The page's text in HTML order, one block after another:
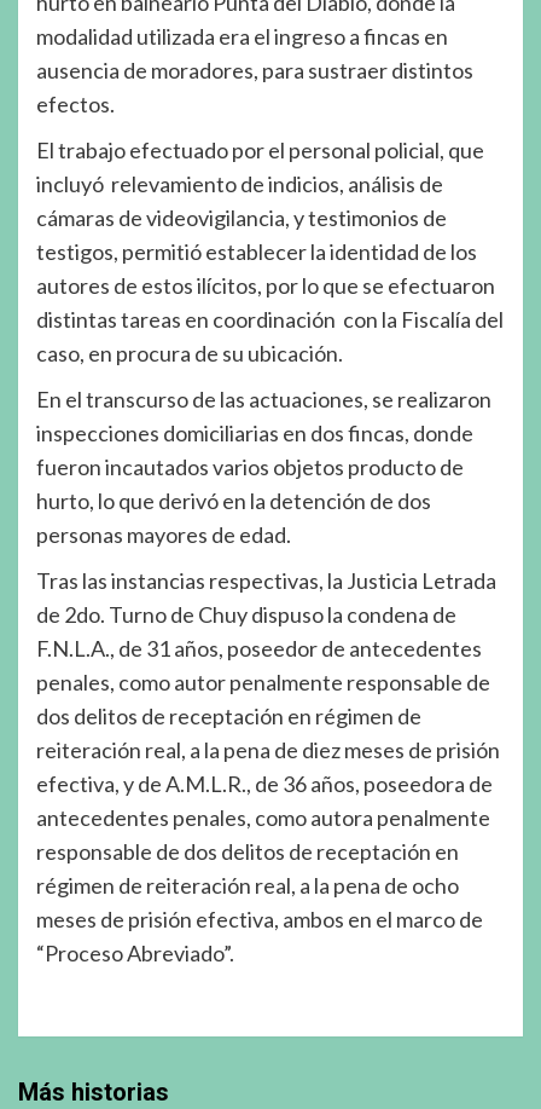
modalidad utilizada era el ingreso a fincas en
ausencia de moradores, para sustraer distintos
efectos.
El trabajo efectuado por el personal policial, que
incluyó relevamiento de indicios, análisis de
cámaras de videovigilancia, y testimonios de
testigos, permitió establecer la identidad de los
autores de estos ilícitos, por lo que se efectuaron
distintas tareas en coordinación con la Fiscalía del
caso, en procura de su ubicación.
En el transcurso de las actuaciones, se realizaron
inspecciones domiciliarias en dos fincas, donde
fueron incautados varios objetos producto de
hurto, lo que derivó en la detención de dos
personas mayores de edad.
Tras las instancias respectivas, la Justicia Letrada
de 2do. Turno de Chuy dispuso la condena de
F.N.L.A., de 31 años, poseedor de antecedentes
penales, como autor penalmente responsable de
dos delitos de receptación en régimen de
reiteración real, a la pena de diez meses de prisión
efectiva, y de A.M.L.R., de 36 años, poseedora de
antecedentes penales, como autora penalmente
responsable de dos delitos de receptación en
régimen de reiteración real, a la pena de ocho
meses de prisión efectiva, ambos en el marco de
“Proceso Abreviado”.
Más historias